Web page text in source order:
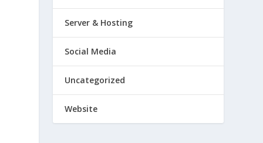
Server & Hosting
Social Media
Uncategorized
Website